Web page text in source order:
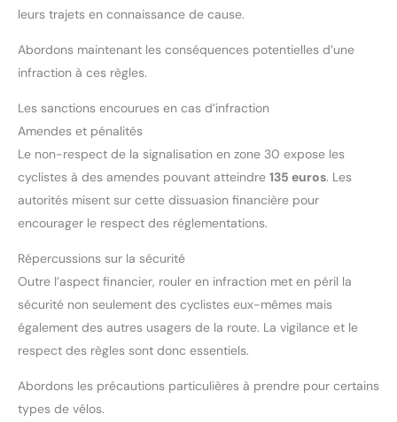
leurs trajets en connaissance de cause.
Abordons maintenant les conséquences potentielles d’une
infraction à ces règles.
Les sanctions encourues en cas d’infraction
Amendes et pénalités
Le non-respect de la signalisation en zone 30 expose les
cyclistes à des amendes pouvant atteindre 135 euros. Les
autorités misent sur cette dissuasion financière pour
encourager le respect des réglementations.
Répercussions sur la sécurité
Outre l’aspect financier, rouler en infraction met en péril la
sécurité non seulement des cyclistes eux-mêmes mais
également des autres usagers de la route. La vigilance et le
respect des règles sont donc essentiels.
Abordons les précautions particulières à prendre pour certains
types de vélos.